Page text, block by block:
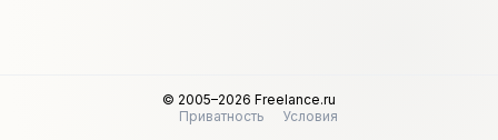
© 2005–2026 Freelance.ru
Приватность
Условия